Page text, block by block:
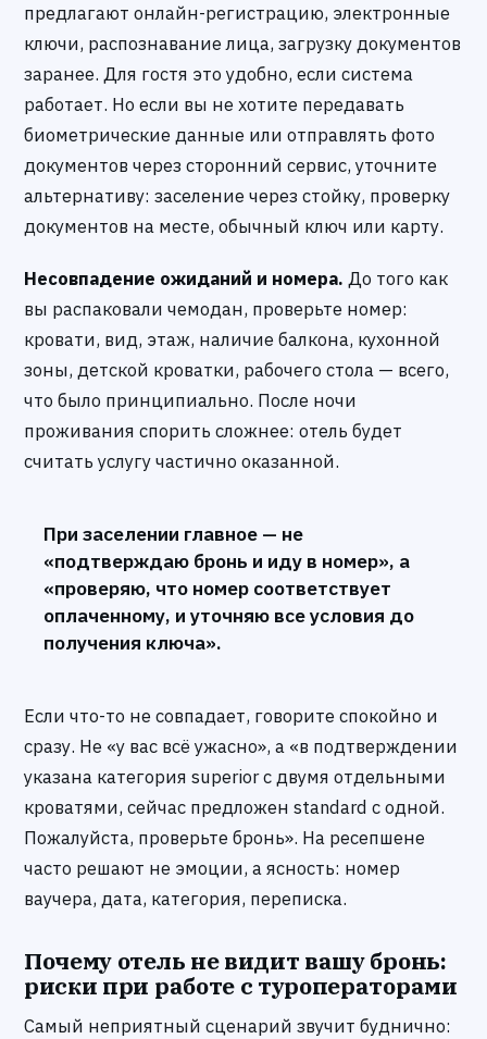
предлагают онлайн-регистрацию, электронные
ключи, распознавание лица, загрузку документов
заранее. Для гостя это удобно, если система
работает. Но если вы не хотите передавать
биометрические данные или отправлять фото
документов через сторонний сервис, уточните
альтернативу: заселение через стойку, проверку
документов на месте, обычный ключ или карту.
Несовпадение ожиданий и номера. До того как
вы распаковали чемодан, проверьте номер:
кровати, вид, этаж, наличие балкона, кухонной
зоны, детской кроватки, рабочего стола — всего,
что было принципиально. После ночи
проживания спорить сложнее: отель будет
считать услугу частично оказанной.
При заселении главное — не
«подтверждаю бронь и иду в номер», а
«проверяю, что номер соответствует
оплаченному, и уточняю все условия до
получения ключа».
Если что-то не совпадает, говорите спокойно и
сразу. Не «у вас всё ужасно», а «в подтверждении
указана категория superior с двумя отдельными
кроватями, сейчас предложен standard с одной.
Пожалуйста, проверьте бронь». На ресепшене
часто решают не эмоции, а ясность: номер
ваучера, дата, категория, переписка.
Почему отель не видит вашу бронь:
риски при работе с туроператорами
Самый неприятный сценарий звучит буднично: